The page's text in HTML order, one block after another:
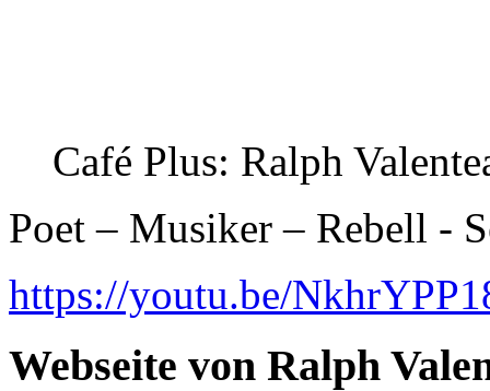
Café Plus: Ralph
Poet – Musiker – Rebell -
https://youtu.be/
Webseite von Ralph